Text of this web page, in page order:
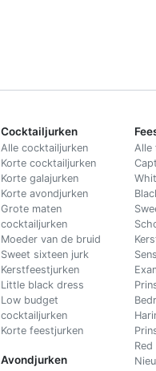
Cocktailjurken
Alle cocktailjurken
Korte cocktailjurken
Korte galajurken
Korte avondjurken
Grote maten
cocktailjurken
Moeder van de bruid
Sweet sixteen jurk
Kerstfeestjurken
Little black dress
Low budget
cocktailjurken
Korte feestjurken
Avondjurken
Alle